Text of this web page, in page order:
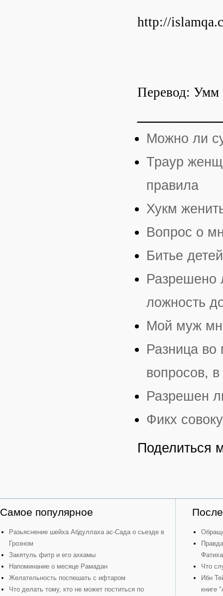
http://
Перевод: Умм
Можно ли
Траур
правила
Хукм
Вопрос о
Битье детей
Разрешено
ложность
Мой муж
Разница
вопросов,
Разрешен
Фикх
Поделиться
Самое популярное
Разьяснение шейха Абдуллаха ас-Сада о сьезде в
Грозном
Закятуль фитр и его ахкамы
Напоминание о месяце Рамадан
Желательность поспешать с ифтаром
Что делать тому, кто не может поститься по
Что
Ибн
книге